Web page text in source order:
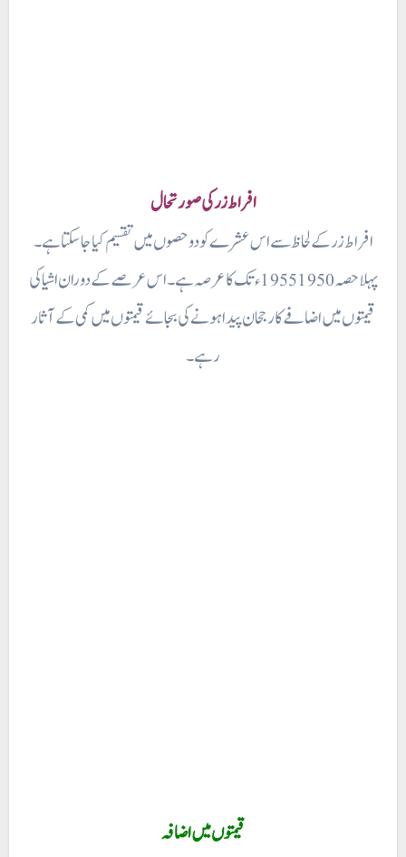
افراط زر کی صورتحال
افراط زر کے لحاظ سے اس عشرے کو دو حصوں میں تقسیم کیا جاسکتا ہے۔
پہلا حصہ 1950 1955 ء تک کا عرصہ ہے۔ اس عرصے کے دوران اشیا کی
قیمتوں میں اضافے کا رجحان پیدا ہونے کی بجائے قیمتوں میں کمی کے آثار
ر ہے۔
قیمتوں میں اضافہ